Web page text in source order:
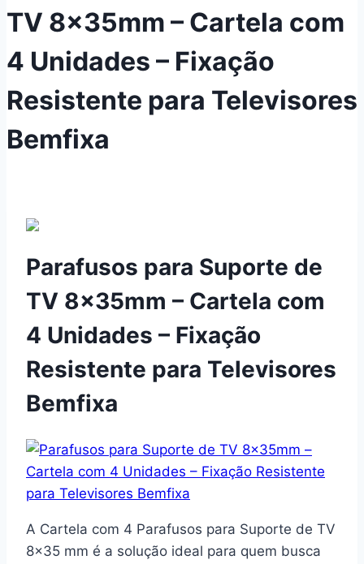
TV 8x35mm – Cartela com
4 Unidades – Fixação
Resistente para Televisores
Bemfixa
Parafusos para Suporte de
TV 8x35mm – Cartela com
4 Unidades – Fixação
Resistente para Televisores
Bemfixa
A Cartela com 4 Parafusos para Suporte de TV
8×35 mm é a solução ideal para quem busca